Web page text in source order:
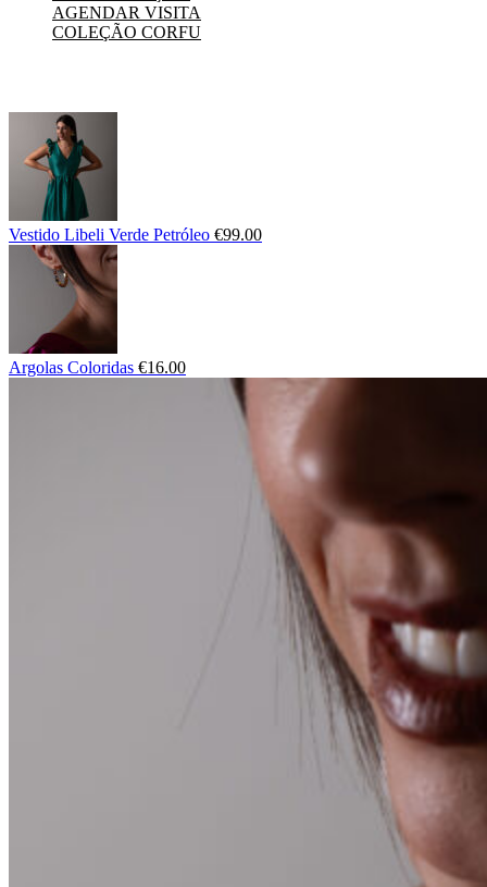
AGENDAR VISITA
COLEÇÃO CORFU
Vestido Libeli Verde Petróleo €99.00
Argolas Coloridas €16.00